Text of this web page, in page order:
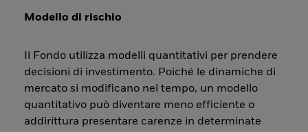
Modello di rischio
Il Fondo utilizza modelli quantitativi per prendere
decisioni di investimento. Poiché le dinamiche di
mercato si modificano nel tempo, un modello
quantitativo può diventare meno efficiente o
addirittura presentare carenze in determinate